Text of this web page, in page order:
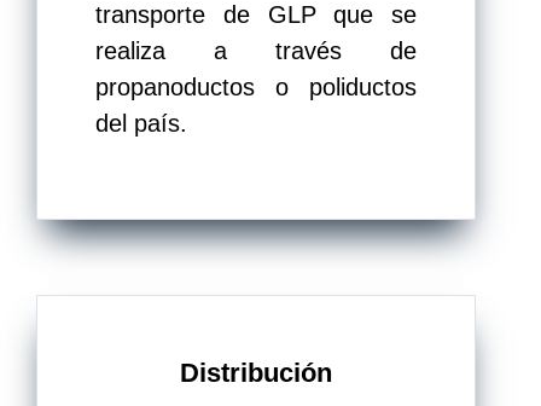
transporte de GLP que se
realiza a través de
propanoductos o poliductos
del país.
Distribución